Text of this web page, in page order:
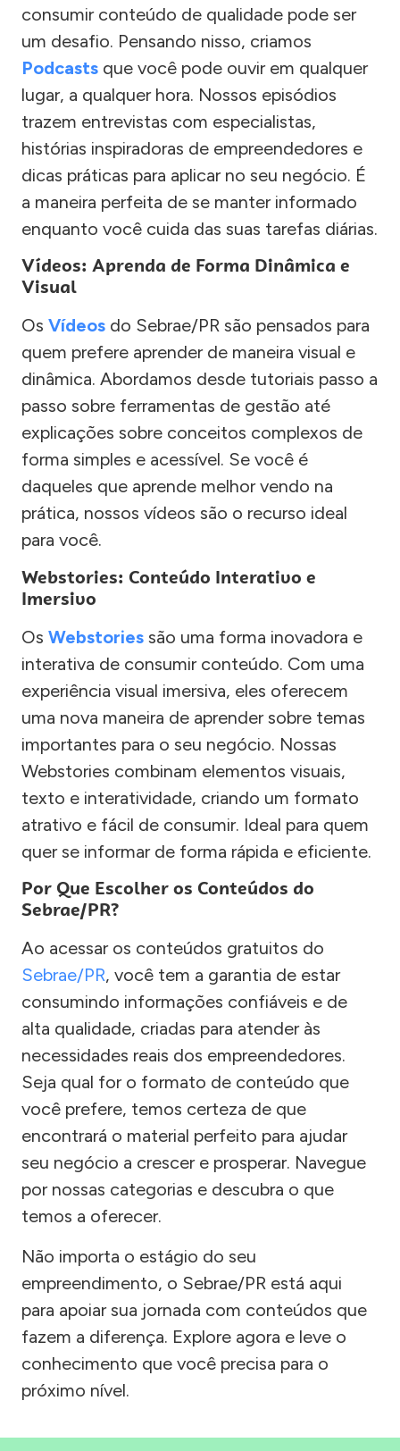
consumir conteúdo de qualidade pode ser
um desafio. Pensando nisso, criamos
Podcasts que você pode ouvir em qualquer
lugar, a qualquer hora. Nossos episódios
trazem entrevistas com especialistas,
histórias inspiradoras de empreendedores e
dicas práticas para aplicar no seu negócio. É
a maneira perfeita de se manter informado
enquanto você cuida das suas tarefas diárias.
Vídeos: Aprenda de Forma Dinâmica e
Visual
Os Vídeos do Sebrae/PR são pensados para
quem prefere aprender de maneira visual e
dinâmica. Abordamos desde tutoriais passo a
passo sobre ferramentas de gestão até
explicações sobre conceitos complexos de
forma simples e acessível. Se você é
daqueles que aprende melhor vendo na
prática, nossos vídeos são o recurso ideal
para você.
Webstories: Conteúdo Interativo e
Imersivo
Os Webstories são uma forma inovadora e
interativa de consumir conteúdo. Com uma
experiência visual imersiva, eles oferecem
uma nova maneira de aprender sobre temas
importantes para o seu negócio. Nossas
Webstories combinam elementos visuais,
texto e interatividade, criando um formato
atrativo e fácil de consumir. Ideal para quem
quer se informar de forma rápida e eficiente.
Por Que Escolher os Conteúdos do
Sebrae/PR?
Ao acessar os conteúdos gratuitos do
Sebrae/PR, você tem a garantia de estar
consumindo informações confiáveis e de
alta qualidade, criadas para atender às
necessidades reais dos empreendedores.
Seja qual for o formato de conteúdo que
você prefere, temos certeza de que
encontrará o material perfeito para ajudar
seu negócio a crescer e prosperar. Navegue
por nossas categorias e descubra o que
temos a oferecer.
Não importa o estágio do seu
empreendimento, o Sebrae/PR está aqui
para apoiar sua jornada com conteúdos que
fazem a diferença. Explore agora e leve o
conhecimento que você precisa para o
próximo nível.